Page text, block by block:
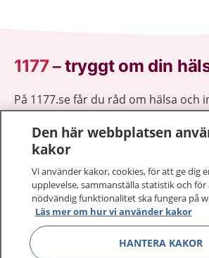
1177–tryggt om din
På 1177.se får du råd om hälsa och
sjukdomar och vilka mottagningar
Logga in för att läsa din journal och
vårdärenden. Ring telefonnummer
sjukvårdsrådgivning dygnet runt.
1177 ger dig råd när du vill må
Den här webbplatsen
kakor
Vi använder kakor, cookies, för att ge dig
upplevelse, sammanställa statistik och för
nödvändig funktionalitet ska fungera på
Läs mer om hur vi använder kakor
HANTERA KAKOR